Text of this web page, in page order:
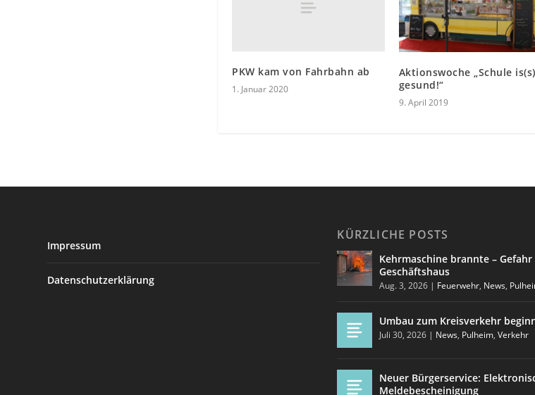
PKW kam von Fahrbahn ab
1. Januar 2020
Aktionswoche „Schule
gesund!“
9. April 2019
Impressum
Datenschutzerklärung
KÜRZLICHE POSTS
Kehrmaschine brannte –
Geschäftshaus
Aug. 3, 2026 | Feuerwehr, News,
Umbau zum Kreisverkehr
Juli 30, 2026 | News, Pulheim,Verkehr
Neuer Bürgerservice:
Meldebescheinigung